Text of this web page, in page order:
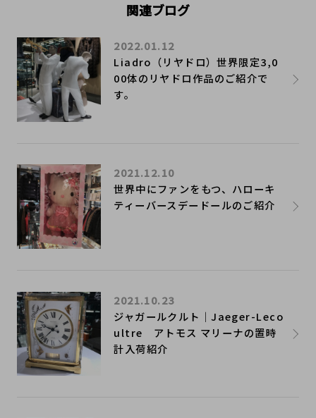
関連ブログ
Liadro（リヤドロ）世界限定3,0
00体のリヤドロ作品のご紹介で
す。
2022.01.12
世界中にファンをもつ、ハローキ
ティーバースデードールのご紹介
2021.12.10
ジャガールクルト｜Jaeger-Leco
ultre アトモス マリーナの置時
計入荷紹介
2021.10.23